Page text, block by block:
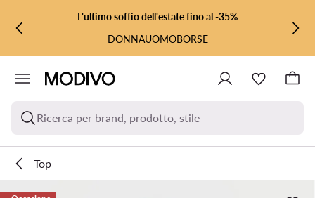
VAI AL CONTENUTO PRINCIPALE
VAI ALLA RICERCAL'ultimo soffio dell'estate fino al -35%
DONNAUOMOBORSE
Ricerca per brand, prodotto, stile
Top